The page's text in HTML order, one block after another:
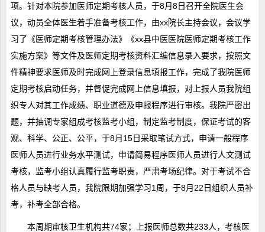
项。针对本院参加医师定期考核人员，于8月8日召开全院医生会
议，动员全体医生着手准备考核工作，由xx院长主持会议，会议学
习了《医师定期考核管理办法》《xx县中医医院医师定期考核工作
实施方案》等文件及医师定期考核资料汇编信息录入要求，按照文
件精神要求医师及时完成网上登录信息填报工作，完成了我院医师
定期考核启动任务，并督促完成网上信息填报，对上报人员我院组
织专人对其工作成绩、职业道德及申报程序进行审核。我院严密出
题，并抽调专家组成考核监考小组，制定监考制度，保证考试的客
观、科学、公正、公平，于8月15日采取笔试方式，申请一般程序
医师人员进行业务水平测试，申请简易程序医师人员进行人文测试
考核，监考小组认真履行监考职责，严肃考场纪律。对于考试不合
格人员与缺考人员，我院限期加强学习1周，于8月22日组织人员补
考，补考全部合格。
本周期审核卫生机构共74家；上报医师总数共233人，考核医